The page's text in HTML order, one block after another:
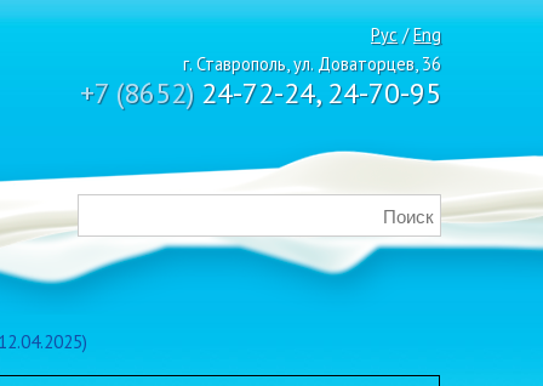
Рус /Eng
г. Ставрополь, ул. Доваторцев, 36
+7 (8652) 24-72-24, 24-70-95